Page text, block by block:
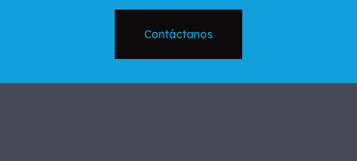
Contáctanos